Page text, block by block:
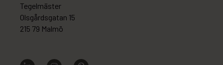
Tegelmäster
Olsgårdsgatan 15
215 79 Malmö